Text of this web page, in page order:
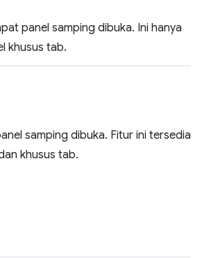
panel samping dibuka. Ini hanya
khusus tab.
samping dibuka. Fitur ini tersedia
khusus tab.